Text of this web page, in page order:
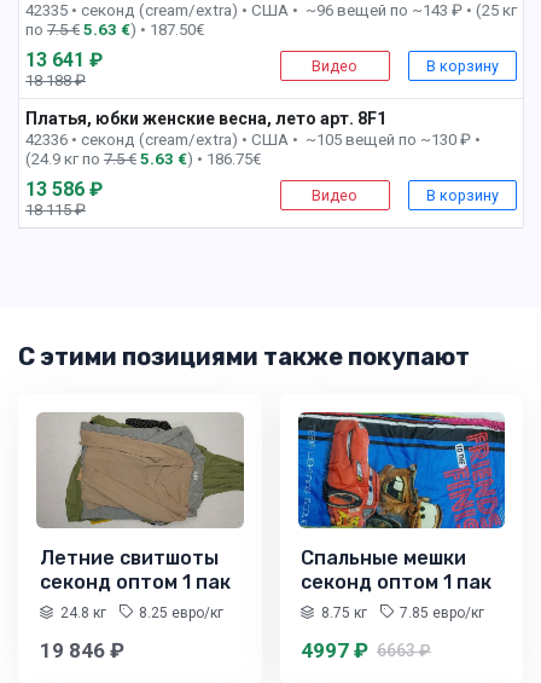
42335 • секонд (cream/extra) • США • ~96 вещей по ~143 ₽ • (25 кг
по 7.5 € 5.63 €) • 187.50€
13 641 ₽
18 188 ₽
Видео В корзину
Платья, юбки женские весна, лето арт. 8F1
42336 • секонд (cream/extra) • США • ~105 вещей по ~130 ₽ •
(24.9 кг по 7.5 € 5.63 €) • 186.75€
13 586 ₽
18 115 ₽
Видео В корзину
С этими позициями также покупают
Летние свитшоты
секонд оптом 1 пак
24.8 кг 8.25 евро/кг
19 846 ₽
Спальные мешки
секонд оптом 1 пак
8.75 кг 7.85 евро/кг
4997 ₽ 6663 ₽